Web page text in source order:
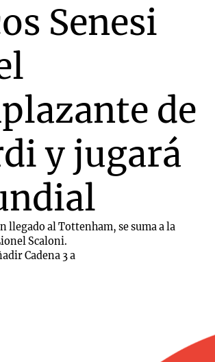
Senesi
de
y jugará
llegado al Tottenham, se suma a la
Scaloni.
Cadena 3 a